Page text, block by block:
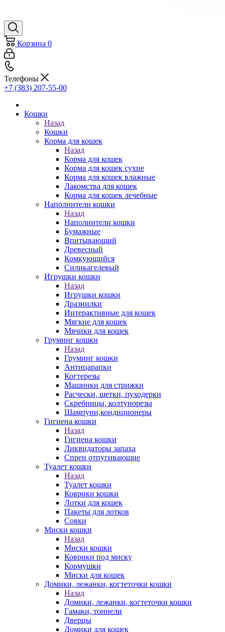
Корзина 0
Телефоны
+7 (383) 207-55-00
Кошки
Назад
Кошки
Корма для кошек
Назад
Корма для кошек
Корма для кошек сухие
Корма для кошек влажные
Лакомства для кошек
Корма для кошек лечебные
Наполнители кошки
Назад
Наполнители кошки
Бумажные
Впитывающий
Древесный
Комкующийся
Силикагелевый
Игрушки кошки
Назад
Игрушки кошки
Дразнилки
Интерактивные для кошек
Мягкие для кошек
Мячики для кошек
Груминг кошки
Назад
Груминг кошки
Антицарапки
Когтерезы
Машинки для стрижки
Расчески, щетки, пуходерки
Скребницы, колтунорезы
Шампуни,кондиционеры
Гигиена кошки
Назад
Гигиена кошки
Ликвидаторы запаха
Спреи отпугивающие
Туалет кошки
Назад
Туалет кошки
Коврики кошки
Лотки для кошек
Пакеты для лотков
Совки
Миски кошки
Назад
Миски кошки
Коврики под миску
Кормушки
Миски для кошек
Домики, лежанки, когтеточки кошки
Назад
Домики, лежанки, когтеточки кошки
Гамаки, тоннели
Дверцы
Домики для кошек